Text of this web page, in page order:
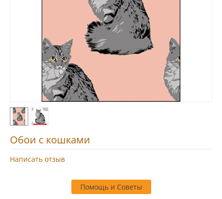
Обои с кошками
Написать отзыв
Помощь и Советы